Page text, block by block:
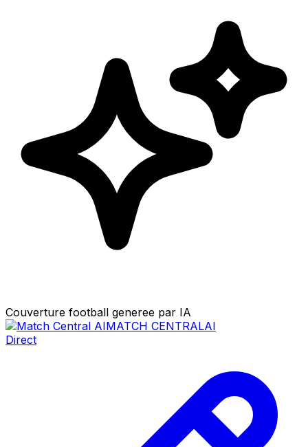
Couverture football generee par IA
MATCH CENTRALAI
Direct